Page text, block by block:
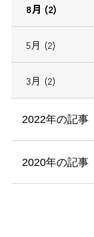
8月 (2)
5月 (2)
3月 (2)
2022年の記事
2020年の記事